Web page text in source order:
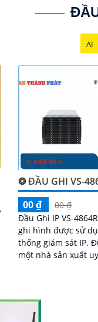
AI
❂ ĐẦU GHI VS-
00 ₫
00 ₫
Đầu Ghi IP VS-
ghi hình được sử
thống giám sát IP. Được thiết kế bởi
một nhà sản xuất